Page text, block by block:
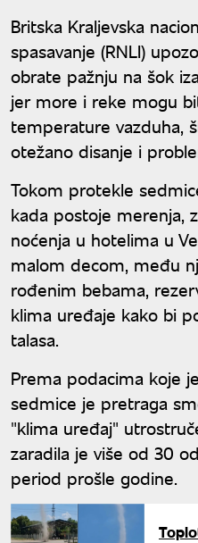
Britska Kraljevska
spasavanje (RNLI)
obrate pažnju na šok
jer more i reke mogu
temperature vazduha,
otežano disanje i
Tokom protekle
kada postoje merenja,
noćenja u hotelima u
malom decom, među
rođenim bebama,
klima uređaje kako bi
talasa.
Prema podacima koje
sedmice je pretraga
"klima uređaj"
zaradila je više od 30
period prošle godine.